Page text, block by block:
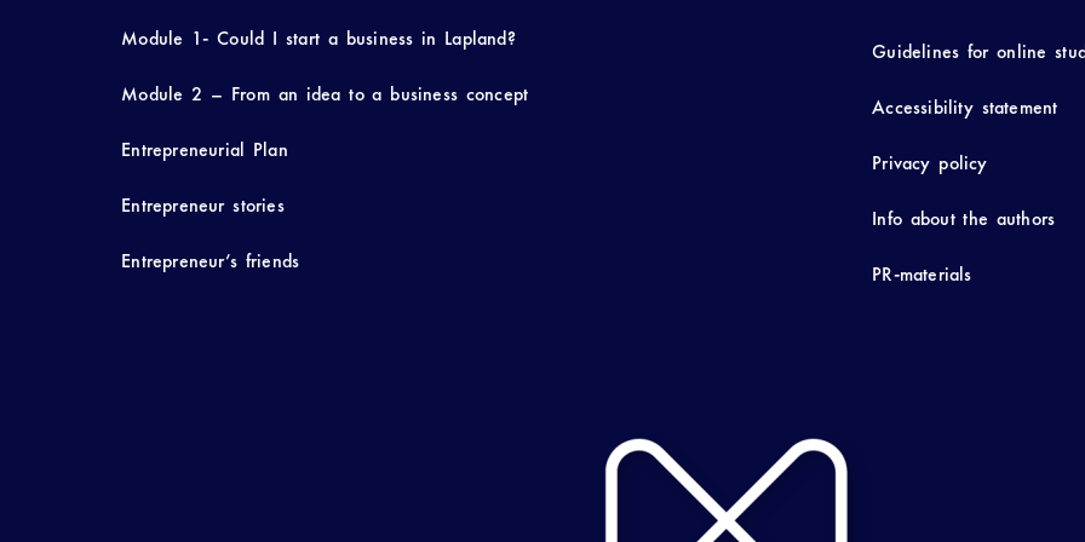
Module 1- Could I start a business in Lapland?
Module 2 – From an idea to a business concept
Entrepreneurial Plan
Entrepreneur stories
Entrepreneur’s friends
Guidelines for online
Accessibility statement
Privacy policy
Info about the authors
PR-materials